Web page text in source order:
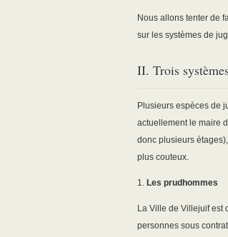
Nous allons tenter de
sur les systèmes de
II. Trois
Plusieurs espèces de
actuellement le maire
donc plusieurs
plus couteux.
1. Les prudhommes
La Ville de Villejuif est
personnes sous